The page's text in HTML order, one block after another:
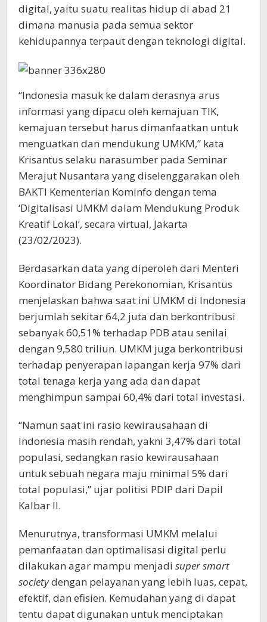
digital, yaitu suatu realitas hidup di abad 21
dimana manusia pada semua sektor
kehidupannya terpaut dengan teknologi digital.
“Indonesia masuk ke dalam derasnya arus
informasi yang dipacu oleh kemajuan TIK,
kemajuan tersebut harus dimanfaatkan untuk
menguatkan dan mendukung UMKM,” kata
Krisantus selaku narasumber pada Seminar
Merajut Nusantara yang diselenggarakan oleh
BAKTI Kementerian Kominfo dengan tema
‘Digitalisasi UMKM dalam Mendukung Produk
Kreatif Lokal’, secara virtual, Jakarta
(23/02/2023).
Berdasarkan data yang diperoleh dari Menteri
Koordinator Bidang Perekonomian, Krisantus
menjelaskan bahwa saat ini UMKM di Indonesia
berjumlah sekitar 64,2 juta dan berkontribusi
sebanyak 60,51% terhadap PDB atau senilai
dengan 9,580 triliun. UMKM juga berkontribusi
terhadap penyerapan lapangan kerja 97% dari
total tenaga kerja yang ada dan dapat
menghimpun sampai 60,4% dari total investasi.
“Namun saat ini rasio kewirausahaan di
Indonesia masih rendah, yakni 3,47% dari total
populasi, sedangkan rasio kewirausahaan
untuk sebuah negara maju minimal 5% dari
total populasi,” ujar politisi PDIP dari Dapil
Kalbar II.
Menurutnya, transformasi UMKM melalui
pemanfaatan dan optimalisasi digital perlu
dilakukan agar mampu menjadi super smart
societydengan pelayanan yang lebih luas, cepat,
efektif, dan efisien. Kemudahan yang di dapat
tentu dapat digunakan untuk menciptakan